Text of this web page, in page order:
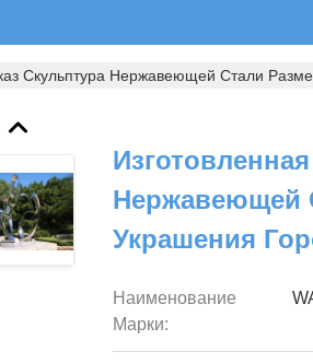
Скульптура Нержавеющей Стали
Нержавеющей
Украшения
Наименование
Марки: